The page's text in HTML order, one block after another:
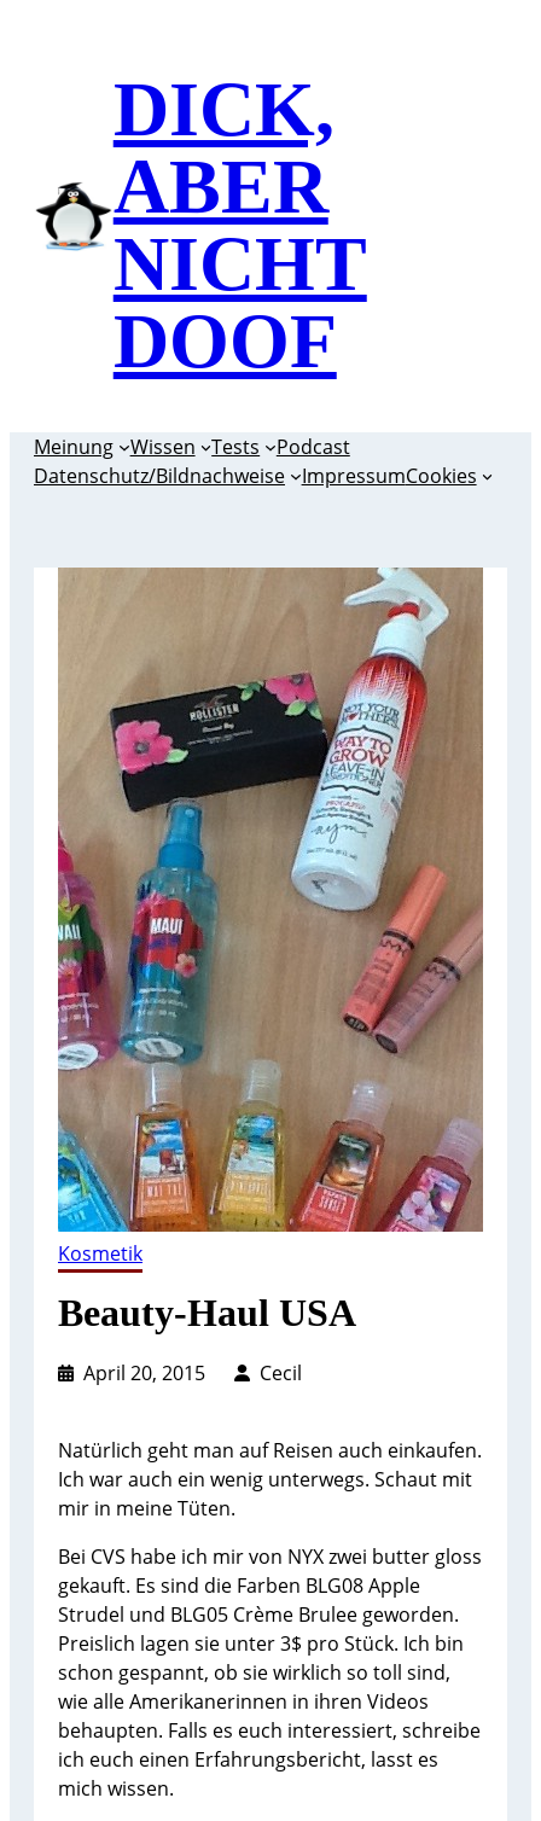
DICK,
ABER
NICHT
DOOF
Meinung Wissen Tests
Podcast
Datenschutz/Bildnachweise
ImpressumCookies
Kosmetik
Beauty-Haul USA
April 20, 2015 Cecil
Natürlich geht man auf Reisen auch einkaufen.
Ich war auch ein wenig unterwegs. Schaut mit
mir in meine Tüten.
Bei CVS habe ich mir von NYX zwei butter gloss
gekauft. Es sind die Farben BLG08 Apple
Strudel und BLG05 Crème Brulee geworden.
Preislich lagen sie unter 3$ pro Stück. Ich bin
schon gespannt, ob sie wirklich so toll sind,
wie alle Amerikanerinnen in ihren Videos
behaupten. Falls es euch interessiert, schreibe
ich euch einen Erfahrungsbericht, lasst es
mich wissen.